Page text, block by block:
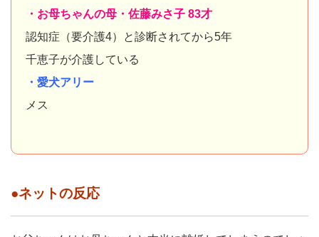
・お母ちゃんの母・佐藤みさ子 83才
認知症（要介護4）と診断されてから5年
千恵子が介護している
・愛犬アリー
メス
●ネットの反応